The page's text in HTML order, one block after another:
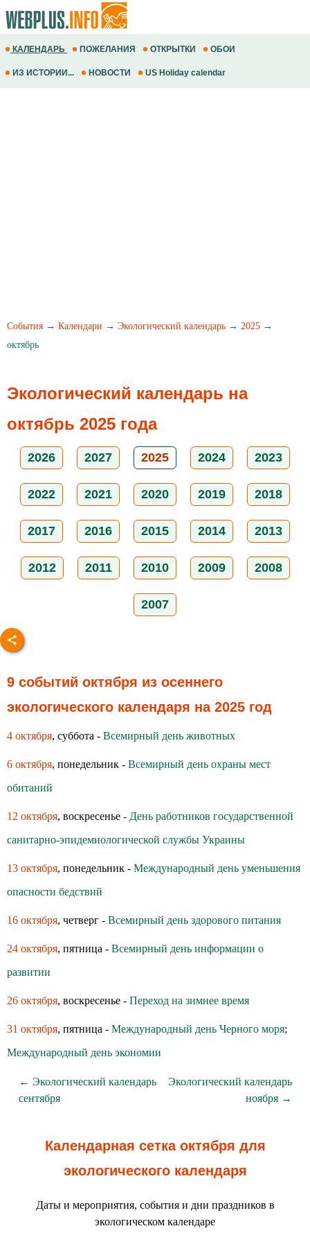
КАЛЕНДАРЬ ПОЖЕЛАНИЯ ОТКРЫТКИ ОБОИ
ИЗ ИСТОРИИ... НОВОСТИ US Holiday calendar
События → Календари → Экологический календарь → 2025 →
октябрь
Экологический календарь на
октябрь 2025 года
2026 2027 2025 2024 2023
2022 2021 2020 2019 2018
2017 2016 2015 2014 2013
2012 2011 2010 2009 2008
2007
9 событий октября из осеннего
экологического календаря на 2025 год
4 октября, суббота - Всемирный день животных
6 октября, понедельник - Всемирный день охраны мест
обитаний
12 октября, воскресенье - День работников государственной
санитарно-эпидемиологической службы Украины
13 октября, понедельник - Международный день уменьшения
опасности бедствий
16 октября, четверг - Всемирный день здoрoвoгo питания
24 октября, пятница - Всемирный день информации о
развитии
26 октября, воскресенье - Переход на зимнее время
31 октября, пятница - Международный день Черного моря;
Международный день экономии
← Экологический календарь
сентября
Экологический календарь
ноября →
Календарная сетка октября для
экологического календаря
Даты и мероприятия, события и дни праздников в
экологическом календаре